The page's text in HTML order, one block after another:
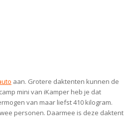
aan. Grotere daktenten kunnen de
mini van iKamper heb je dat
van maar liefst 410 kilogram.
personen. Daarmee is deze daktent